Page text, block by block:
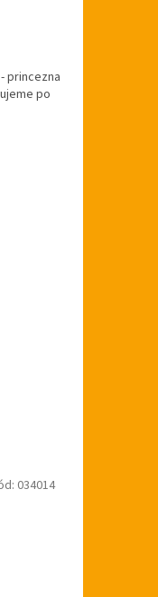
princezna
po
034014